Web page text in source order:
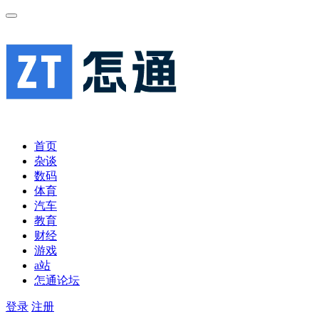
首页
杂谈
数码
体育
汽车
教育
财经
游戏
a站
怎通论坛
登录 注册